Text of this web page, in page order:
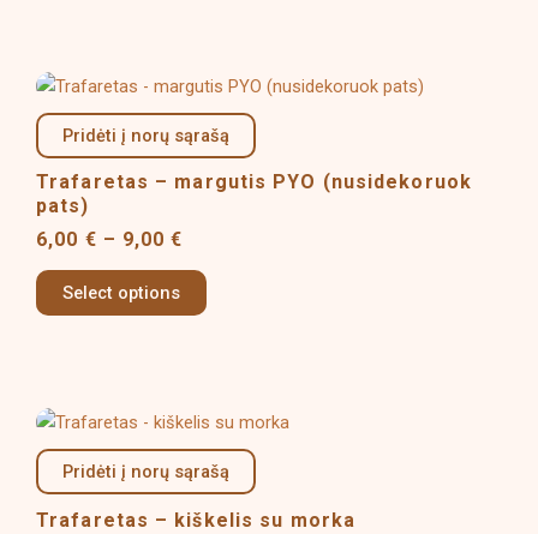
product
page
Pridėti į norų sąrašą
Trafaretas – margutis PYO (nusidekoruok
pats)
6,00 € – 9,00€
Price
6,00 €
through
9,00 €
Select options
This
product
has
multiple
may
be
product
Pridėti į norų sąrašą
Trafaretas – kiškelis su morka
Price
6,00 €
through
9,00 €
This
product
has
multiple